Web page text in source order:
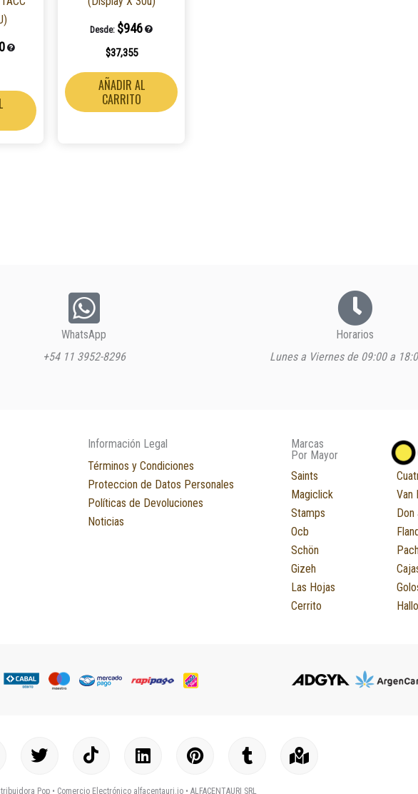
Desde: $946
$37,355
AÑADIR AL
CARRITO
WhatsApp
+54 11 3952-8296
Horarios
Lunes a Viernes de 09:00 a
Información Legal
Términos y Condiciones
Proteccion de Datos Personales
Políticas de Devoluciones
Noticias
Marcas
Por Mayor
Saints
Magiclick
Stamps
Ocb
Schön
Gizeh
Las Hojas
Cerrito
Van
Don
T
w
I
c
L
i
P
i
T
u
M
a
Pop • Comercio Electrónico alfacentauri.io• ALFACENTAURI SRL